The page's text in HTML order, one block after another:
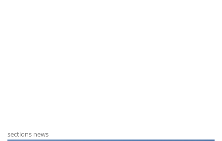
sections news